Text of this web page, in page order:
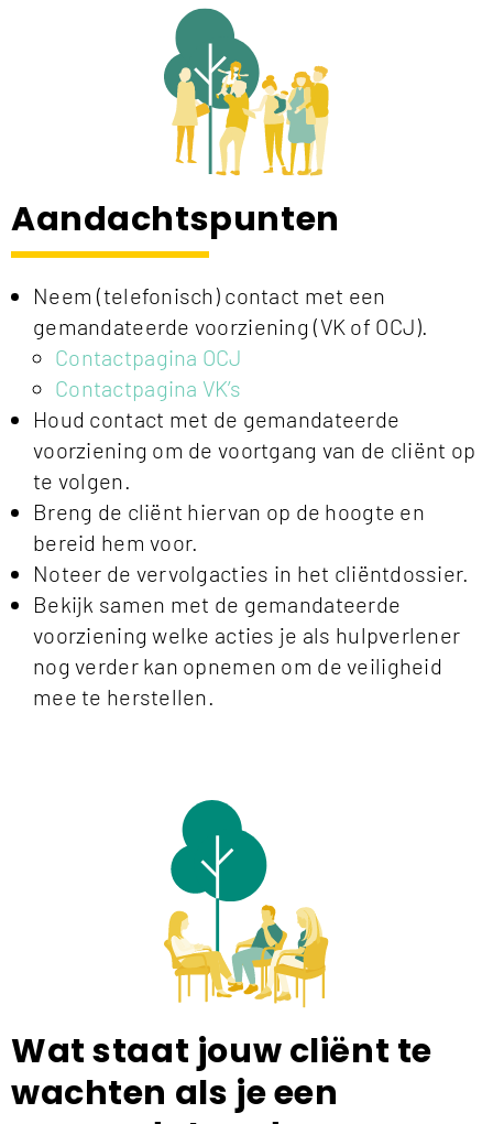
Aandachtspunten
Neem (telefonisch) contact met een
gemandateerde voorziening (VK of OCJ).
Contactpagina OCJ
Contactpagina VK’s
Houd contact met de gemandateerde
voorziening om de voortgang van de cliënt op
te volgen.
Breng de cliënt hiervan op de hoogte en
bereid hem voor.
Noteer de vervolgacties in het cliëntdossier.
Bekijk samen met de gemandateerde
voorziening welke acties je als hulpverlener
nog verder kan opnemen om de veiligheid
mee te herstellen.
Wat staat jouw cliënt te
wachten als je een